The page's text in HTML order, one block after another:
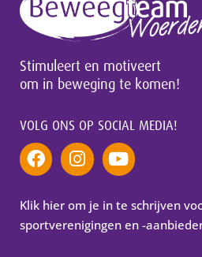
Stimuleert en motiveert
om in beweging te komen!
VOLG ONS OP SOCIAL MEDIA!
Klik hier om je in te schrijven
sportverenigingen en -